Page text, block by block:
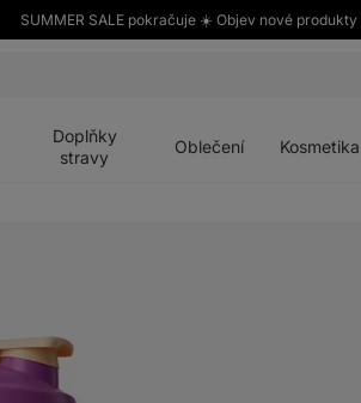
SUMMER SALE pokračuje ☀️ Objev nové
Doplňky
stravy
Oblečení Kosmetika